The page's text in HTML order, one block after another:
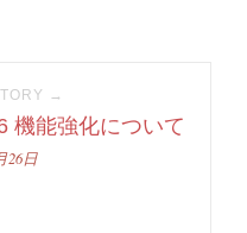
→
機能強化について
26日